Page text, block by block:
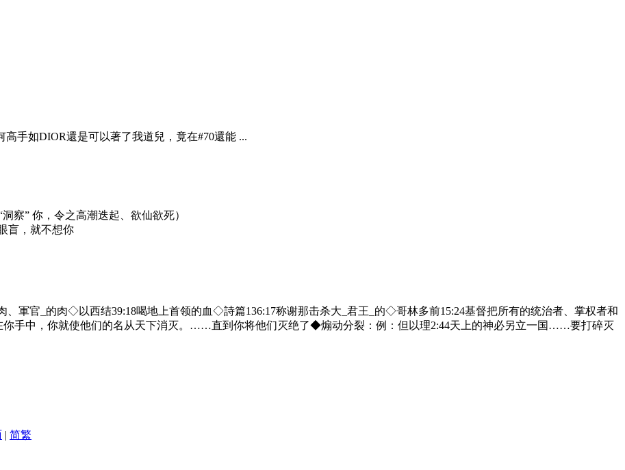
手如DIOR還是可以著了我道兒，竟在#70還能 ...
察” 你，令之高潮迭起、欲仙欲死）
盲，就不想你
、軍官_的肉◇以西结39:18喝地上首领的血◇詩篇136:17称谢那击杀大_君王_的◇哥林多前15:24基督把所有的统治者、掌权者和
你手中，你就使他们的名从天下消灭。……直到你将他们灭绝了◆煽动分裂：例：但以理2:44天上的神必另立一国……要打碎灭
| 简繁